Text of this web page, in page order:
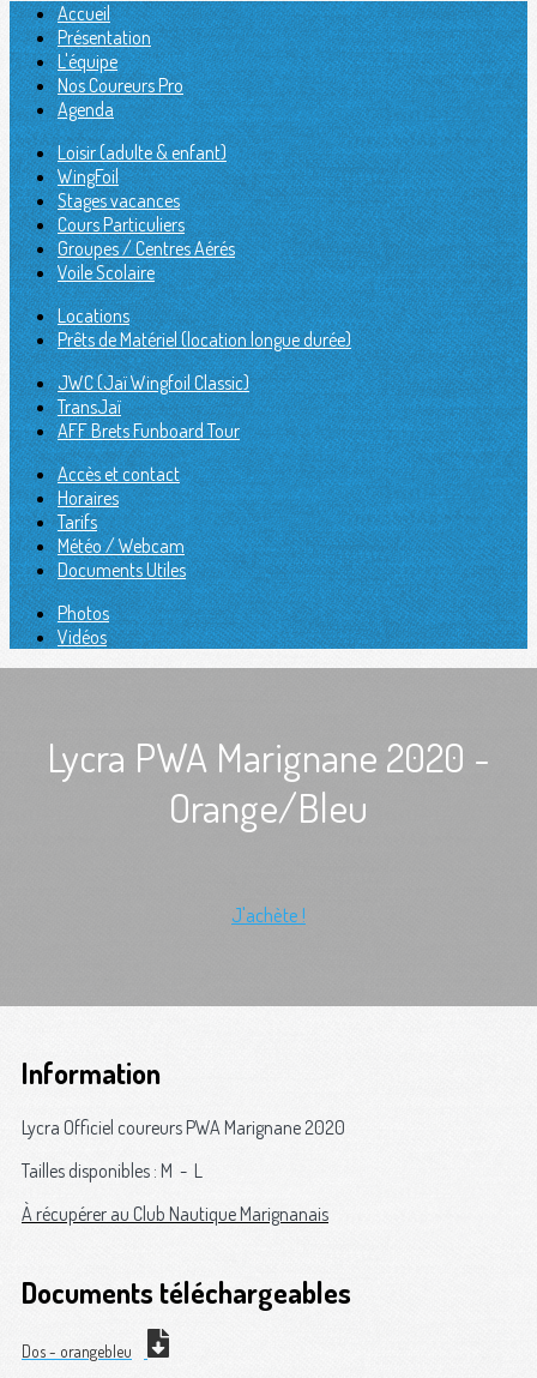
Accueil
Présentation
L'équipe
Nos Coureurs Pro
Agenda
Loisir (adulte & enfant)
WingFoil
Stages vacances
Cours Particuliers
Groupes / Centres Aérés
Voile Scolaire
Locations
Prêts de Matériel (location longue durée)
JWC (Jaï Wingfoil Classic)
TransJaï
AFF Brets Funboard Tour
Accès et contact
Horaires
Tarifs
Météo / Webcam
Documents Utiles
Photos
Vidéos
Lycra PWA Marignane 2020 -
Orange/Bleu
J'achète !
Information
Lycra Officiel coureurs PWA Marignane 2020
Tailles disponibles : M - L
À récupérer au Club Nautique Marignanais
Documents téléchargeables
Dos - orangebleu